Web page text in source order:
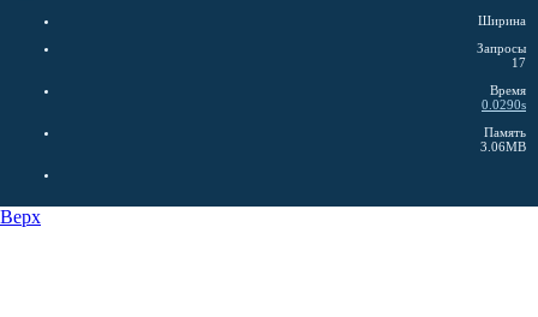
Ширина
Запросы
17
Время
0.0290s
Память
3.06MB
Верх